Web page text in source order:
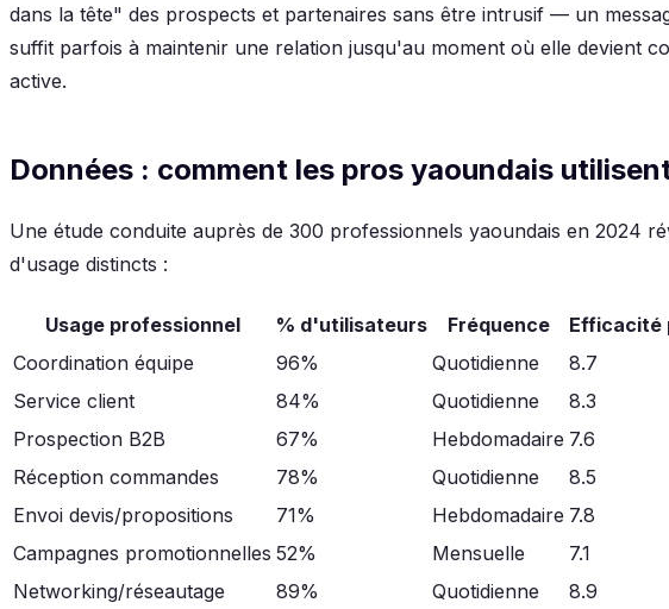
dans la tête" des prospects et partenaires sans être intrusif — un
suffit parfois à maintenir une relation jusqu'au moment où elle devient
active.
Données : comment les pros yaoundais
Une étude conduite auprès de 300 professionnels yaoundais en 2024
d'usage distincts :
Usage professionnel % d'utilisateurs Fréquence
Efficacité
Coordination équipe
96% Quotidienne
8.7
Service client
84% Quotidienne
8.3
Prospection B2B
67% Hebdomadaire 7.6
Réception commandes
78% Quotidienne
8.5
Envoi devis/propositions
71% Hebdomadaire 7.8
Campagnes promotionnelles 52% Mensuelle
7.1
Networking/réseautage
89% Quotidienne 8.9